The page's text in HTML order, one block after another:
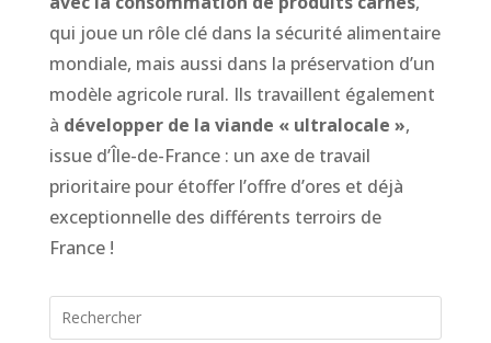
qui joue un rôle clé dans la sécurité alimentaire
mondiale, mais aussi dans la préservation d’un
modèle agricole rural. Ils travaillent également
à développer de la viande « ultralocale »,
issue d’Île-de-France : un axe de travail
prioritaire pour étoffer l’offre d’ores et déjà
exceptionnelle des différents terroirs de
France !